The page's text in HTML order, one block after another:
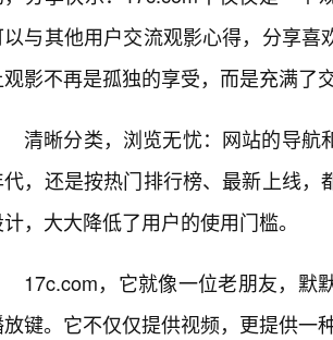
以与其他用户交流观影心得，分享
影不再是孤独的享受，而是充满了
清晰分类，浏览无忧：网站的导航
，还是按热门排行榜、最新上线
，大大降低了用户的使用门槛。
17c.com，它就像一位老朋友，默
键。它不仅仅提供视频，更提供一